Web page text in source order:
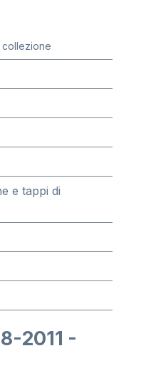
collezione
e tappi di
2011 -